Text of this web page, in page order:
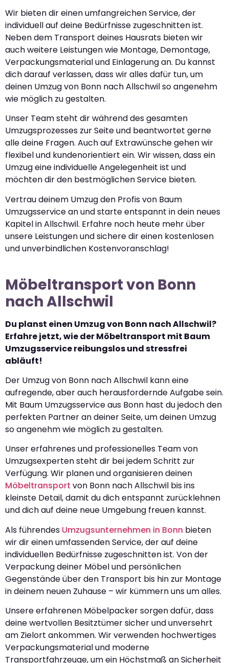
Wir bieten dir einen umfangreichen Service, der
individuell auf deine Bedürfnisse zugeschnitten ist.
Neben dem Transport deines Hausrats bieten wir
auch weitere Leistungen wie Montage, Demontage,
Verpackungsmaterial und Einlagerung an. Du kannst
dich darauf verlassen, dass wir alles dafür tun, um
deinen Umzug von Bonn nach Allschwil so angenehm
wie möglich zu gestalten.
Unser Team steht dir während des gesamten
Umzugsprozesses zur Seite und beantwortet gerne
alle deine Fragen. Auch auf Extrawünsche gehen wir
flexibel und kundenorientiert ein. Wir wissen, dass ein
Umzug eine individuelle Angelegenheit ist und
möchten dir den bestmöglichen Service bieten.
Vertrau deinem Umzug den Profis von Baum
Umzugsservice an und starte entspannt in dein neues
Kapitel in Allschwil. Erfahre noch heute mehr über
unsere Leistungen und sichere dir einen kostenlosen
und unverbindlichen Kostenvoranschlag!
Möbeltransport von Bonn
nach Allschwil
Du planst einen Umzug von Bonn nach Allschwil?
Erfahre jetzt, wie der Möbeltransport mit Baum
Umzugsservice reibungslos und stressfrei
abläuft!
Der Umzug von Bonn nach Allschwil kann eine
aufregende, aber auch herausfordernde Aufgabe sein.
Mit Baum Umzugsservice aus Bonn hast du jedoch den
perfekten Partner an deiner Seite, um deinen Umzug
so angenehm wie möglich zu gestalten.
Unser erfahrenes und professionelles Team von
Umzugsexperten steht dir bei jedem Schritt zur
Verfügung. Wir planen und organisieren deinen
Möbeltransport von Bonn nach Allschwil bis ins
kleinste Detail, damit du dich entspannt zurücklehnen
und dich auf deine neue Umgebung freuen kannst.
Als führendes Umzugsunternehmen in Bonn bieten
wir dir einen umfassenden Service, der auf deine
individuellen Bedürfnisse zugeschnitten ist. Von der
Verpackung deiner Möbel und persönlichen
Gegenstände über den Transport bis hin zur Montage
in deinem neuen Zuhause – wir kümmern uns um alles.
Unsere erfahrenen Möbelpacker sorgen dafür, dass
deine wertvollen Besitztümer sicher und unversehrt
am Zielort ankommen. Wir verwenden hochwertiges
Verpackungsmaterial und moderne
Transportfahrzeuge, um ein Höchstmaß an Sicherheit